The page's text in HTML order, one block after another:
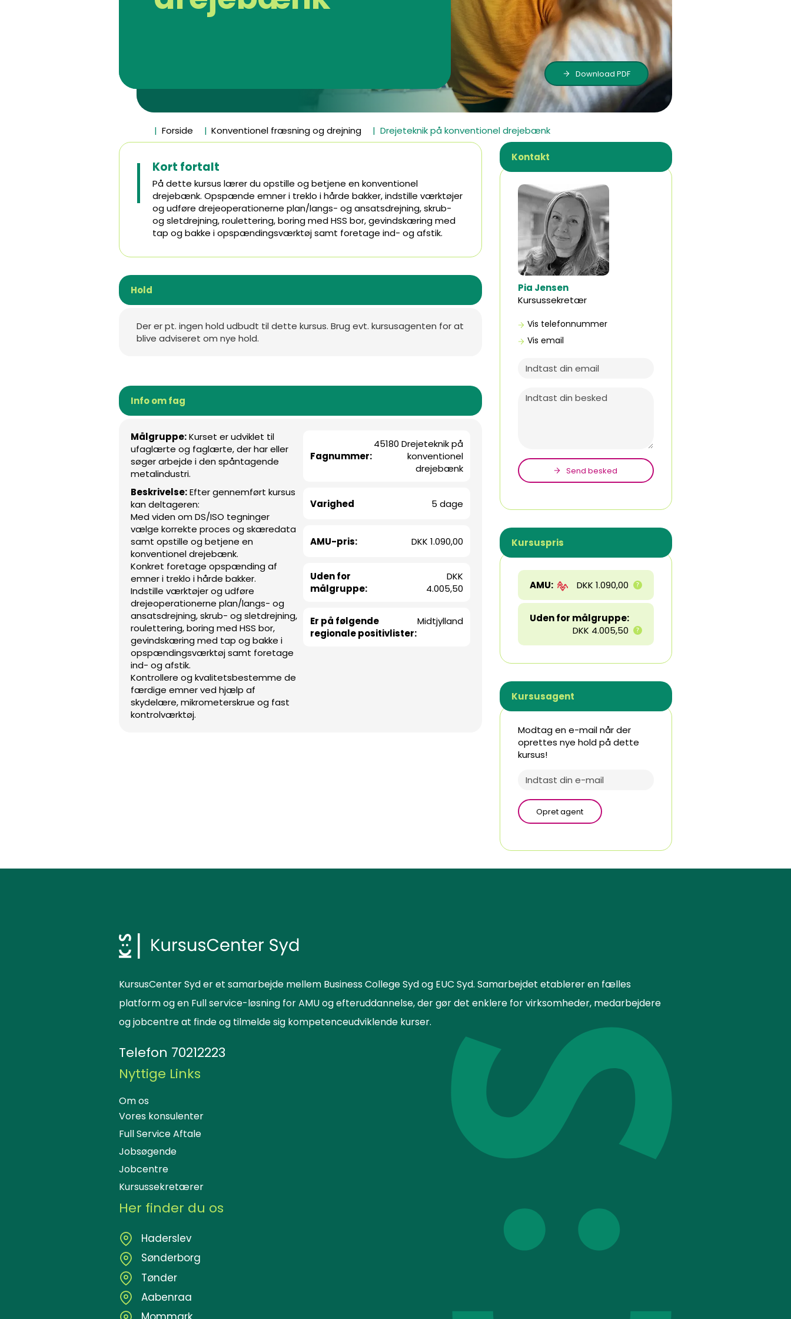
Download PDF
Forside Konventionel fræsning og drejning Drejeteknik på konventionel drejebænk
Kort fortalt
På dette kursus lærer du opstille og betjene en konventionel
drejebænk. Opspænde emner i treklo i hårde bakker, indstille værktøjer
og udføre drejeoperationerne plan/langs- og ansatsdrejning, skrub-
og sletdrejning, roulettering, boring med HSS bor, gevindskæring med
tap og bakke i opspændingsværktøj samt foretage ind- og afstik.
Hold
Der er pt. ingen hold udbudt til dette kursus. Brug evt. kursusagenten for at
blive adviseret om nye hold.
Info om fag
Målgruppe:Kurset er udviklet til
ufaglærte og faglærte, der har eller
søger arbejde i den spåntagende
metalindustri.
Beskrivelse:Efter gennemført kursus
kan deltageren:
Med viden om DS/ISO tegninger
vælge korrekte proces og skæredata
samt opstille og betjene en
konventionel drejebænk.
Konkret foretage opspænding af
emner i treklo i hårde bakker.
Indstille værktøjer og udføre
drejeoperationerne plan/langs- og
ansatsdrejning, skrub- og sletdrejning,
roulettering, boring med HSS bor,
gevindskæring med tap og bakke i
opspændingsværktøj samt foretage
ind- og afstik.
Kontrollere og kvalitetsbestemme de
færdige emner ved hjælp af
skydelære, mikrometerskrue og fast
kontrolværktøj.
Fagnummer:
45180 Drejeteknik på
konventionel
drejebænk
Varighed 5 dage
AMU-pris: DKK 1.090,00
Uden for
målgruppe:
DKK
4.005,50
Er på følgende
regionale positivlister:
Midtjylland
Kontakt
Pia Jensen
Kursussekretær
Vis telefonnummer
74124515
Vis email
phj@eucsyd.dk
Send besked
Kursuspris
AMU: DKK 1.090,00
Uden for målgruppe:
DKK 4.005,50
Kursusagent
Modtag en e-mail når der
oprettes nye hold på dette
kursus!
Opret agent
KursusCenter Syd er et samarbejde mellem Business College Syd og EUC Syd. Samarbejdet etablerer en fælles
platform og en Full service-løsning for AMU og efteruddannelse, der gør det enklere for virksomheder, medarbejdere
og jobcentre at finde og tilmelde sig kompetenceudviklende kurser.
Telefon 70212223
Nyttige Links
Om os
Vores konsulenter
Full Service Aftale
Jobsøgende
Jobcentre
Kursussekretærer
Her finder du os
Haderslev
Sønderborg
Tønder
Aabenraa